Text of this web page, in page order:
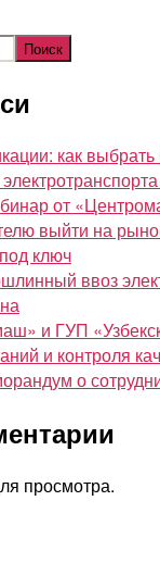
Поиск
как
от
выйти на
ключ
ввоз
и ГУП
и контроля
о
просмотра.